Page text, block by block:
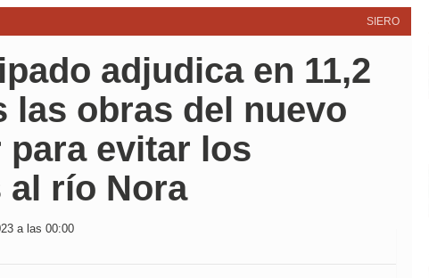
SIERO
adjudica en 11,2
las obras del nuevo
evitar los
río Nora
a las 00:00